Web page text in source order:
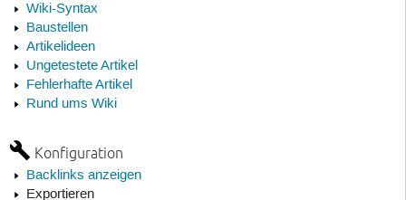
Wiki-Syntax
Baustellen
Artikelideen
Ungetestete Artikel
Fehlerhafte Artikel
Rund ums Wiki
Konfiguration
Backlinks anzeigen
Exportieren